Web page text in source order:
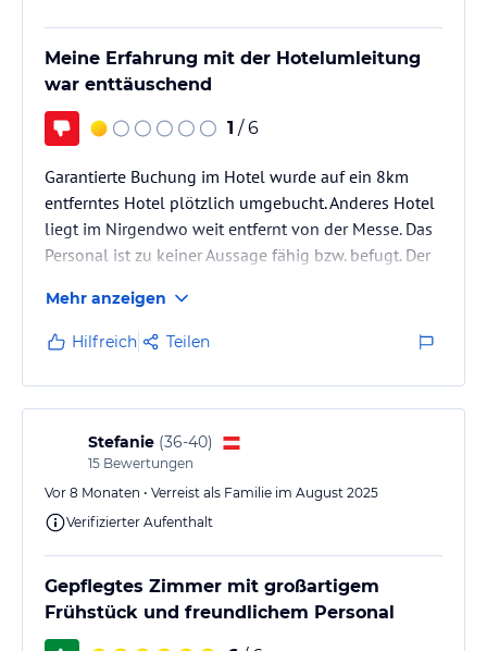
Meine Erfahrung mit der Hotelumleitung
war enttäuschend
1 / 6
Garantierte Buchung im Hotel wurde auf ein 8km
entferntes Hotel plötzlich umgebucht. Anderes Hotel
liegt im Nirgendwo weit entfernt von der Messe. Das
Personal ist zu keiner Aussage fähig bzw. befugt. Der
nicht mehr zu sprechen!! Für mich nur eine
Erkenntnis: Finger weg von dieser Hotelkette. Das
war meine letzte Buchung.
Mehr anzeigen
Hilfreich Teilen
Stefanie (36-40)
15 Bewertungen
Vor 8 Monaten • Verreist als Familie im August 2025
Verifizierter Aufenthalt
Gepflegtes Zimmer mit großartigem
Frühstück und freundlichem Personal